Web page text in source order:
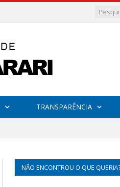
TRANSPARÊNCIA
NÃO ENCONTROU O QUE